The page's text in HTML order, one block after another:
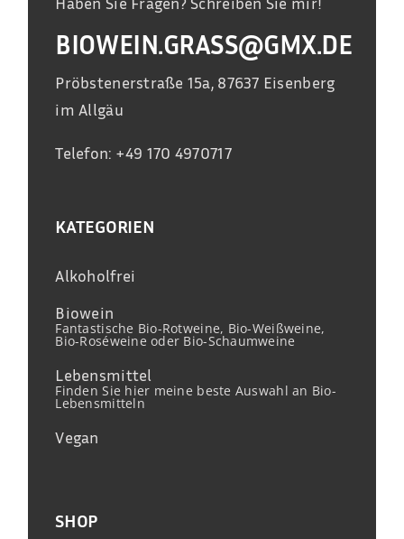
BIOWEIN.GRASS@GMX.DE
Pröbstenerstraße 15a, 87637 Eisenberg
im Allgäu
Telefon: +49 170 4970717
KATEGORIEN
Alkoholfrei
Biowein
Fantastische Bio-Rotweine, Bio-Weißweine,
Bio-Roséweine oder Bio-Schaumweine
Lebensmittel
Finden Sie hier meine beste Auswahl an Bio-
Lebensmitteln
Vegan
SHOP